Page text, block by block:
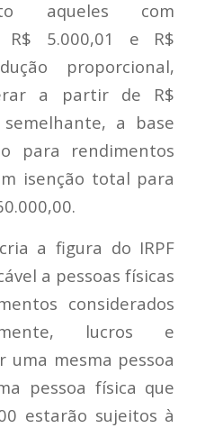
aqueles com
R$ 5.000,01 e R$
proporcional,
a partir de R$
a base
para rendimentos
isenção total para
a figura do IRPF
a pessoas físicas
considerados
lucros e
uma mesma pessoa
pessoa física que
estarão sujeitos à